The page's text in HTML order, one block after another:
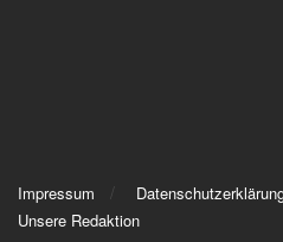
Impressum
Unsere Redaktion